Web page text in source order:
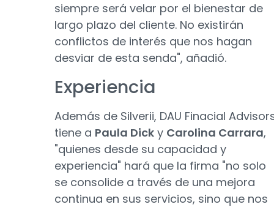
siempre será velar por el bienestar de
largo plazo del cliente. No existirán
conflictos de interés que nos hagan
desviar de esta senda", añadió.
Experiencia
Además de Silverii, DAU Finacial
tiene a Paula Dick y Carolina Carrara,
"quienes desde su capacidad y
experiencia" hará que la firma "no solo
se consolide a través de una mejora
continua en sus servicios, sino que nos